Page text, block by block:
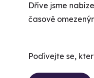
Dříve jsme
časově
Podívejte se,